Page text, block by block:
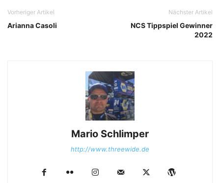
Vorheriger Artikel
Arianna Casoli
Nächster Artikel
NCS Tippspiel Gewinner
2022
Mario Schlimper
http://www.threewide.de